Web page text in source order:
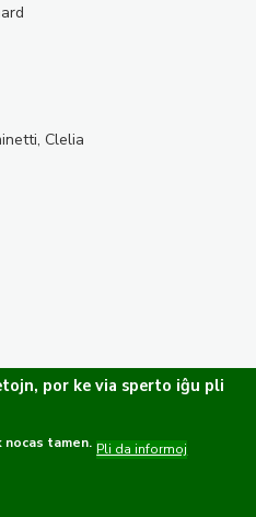
Clelia
· Ĉiuj rajtoj rezervitaj.
por ke via sperto iĝu pli
nocas tamen. Pli da informoj